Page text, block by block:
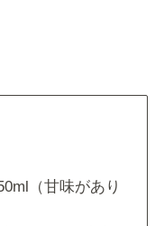
（甘味があり